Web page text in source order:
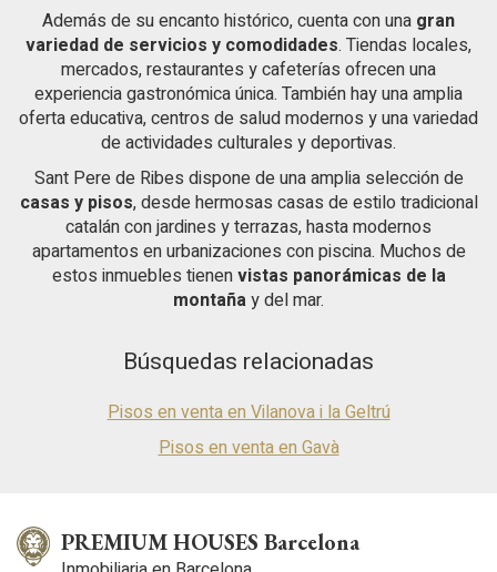
Además de su encanto histórico, cuenta con una gran
variedad de servicios y comodidades. Tiendas locales,
mercados, restaurantes y cafeterías ofrecen una
experiencia gastronómica única. También hay una amplia
oferta educativa, centros de salud modernos y una variedad
de actividades culturales y deportivas.
Sant Pere de Ribes dispone de una amplia selección de
casas y pisos, desde hermosas casas de estilo tradicional
catalán con jardines y terrazas, hasta modernos
apartamentos en urbanizaciones con piscina. Muchos de
estos inmuebles tienenvistas panorámicas de la
montañay del mar.
Búsquedas relacionadas
Pisos en venta en Vilanova i la Geltrú
Pisos en venta en Gavà
PREMIUM HOUSES Barcelona